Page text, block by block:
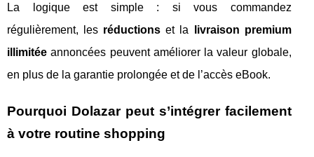
La logique est simple : si vous commandez
régulièrement, les réductions et la
livraison premium
illimitée annoncées peuvent améliorer la valeur globale,
en plus de la garantie prolongée et de l’accès eBook.
Pourquoi Dolazar peut s’intégrer facilement
à votre routine shopping